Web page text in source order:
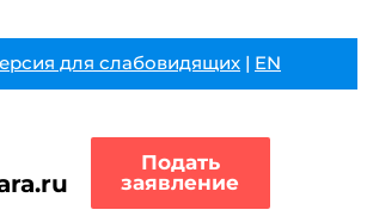
для слабовидящих | EN
Подать
заявление